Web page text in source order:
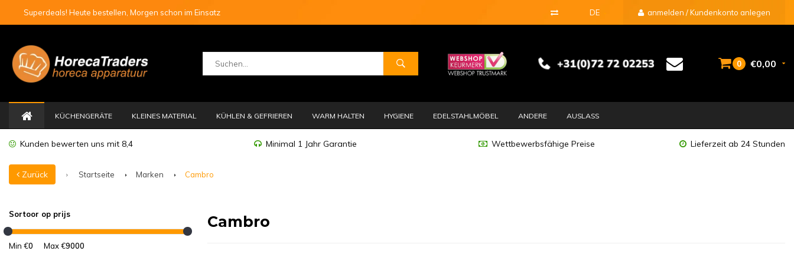
Superdeals! Heute bestellen, Morgen schon im Einsatz DE anmelden / Kundenkonto anlegen
0 €0,00
KÜCHENGERÄTE KLEINES MATERIAL KÜHLEN & GEFRIEREN WARM HALTEN HYGIENE EDELSTAHLMÖBEL ANDERE AUSLASS
Kunden bewerten uns mit 8,4 Minimal 1 Jahr Garantie Wettbewerbsfähige Preise Lieferzeit ab 24 Stunden
Zurück Startseite Marken Cambro
Sortoor op prijs
Min €0 Max €9000
Cambro